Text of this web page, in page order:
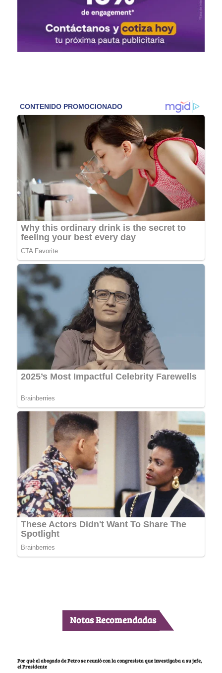
Notas Recomendadas
Por qué el abogado de Petro se reunió con la congresista que investigaba a su jefe,
el Presidente